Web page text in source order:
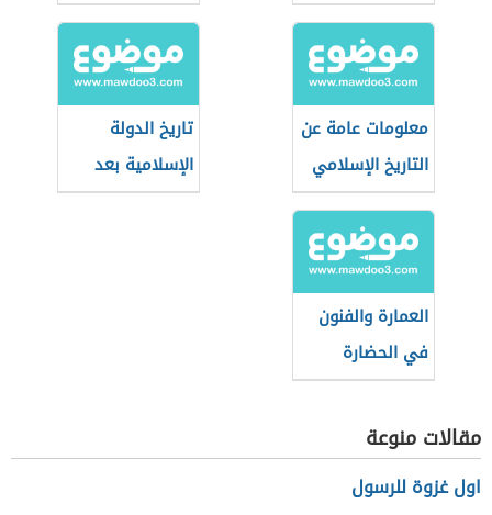
معلومات عامة عن
التاريخ الإسلامي
تاريخ الدولة
الإسلامية بعد
الخلفاء الراشدين
العمارة والفنون
في الحضارة
الإسلامية
مقالات منوعة
اول غزوة للرسول